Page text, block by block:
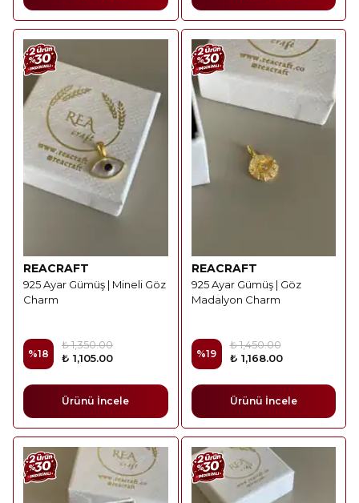
REACRAFT
925 Ayar Gümüş | Mineli Göz
Charm
%18
₺ 1,350.00
₺ 1,105.00
Ürünü İncele
REACRAFT
925 Ayar Gümüş | Göz
Madalyon Charm
%19
₺ 1,450.00
₺ 1,168.00
Ürünü İncele